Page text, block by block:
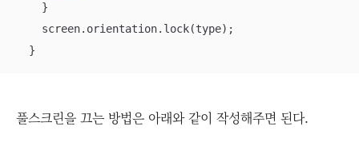
    }
    screen.orientation.lock(type);
  }
풀스크린을 끄는 방법은 아래와 같이 작성해주면 된다.